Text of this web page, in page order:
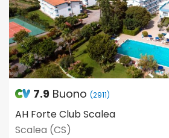
7.9 Buono (2911)
AH Forte Club Scalea
Scalea (CS)